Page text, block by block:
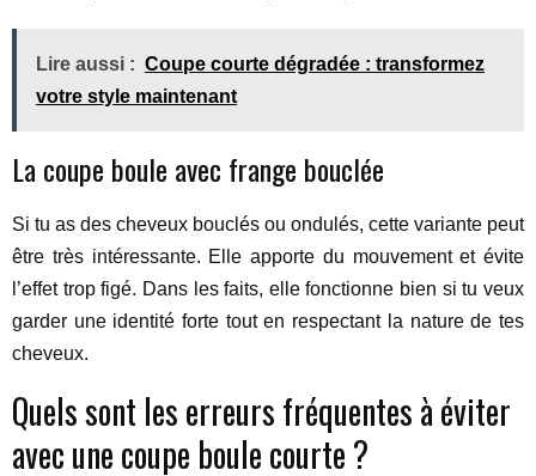
Lire aussi : Coupe courte dégradée : transformez
votre style maintenant
La coupe boule avec frange bouclée
Si tu as des cheveux bouclés ou ondulés, cette variante peut
être très intéressante. Elle apporte du mouvement et évite
l’effet trop figé. Dans les faits, elle fonctionne bien si tu veux
garder une identité forte tout en respectant la nature de tes
cheveux.
Quels sont les erreurs fréquentes à éviter
avec une coupe boule courte ?